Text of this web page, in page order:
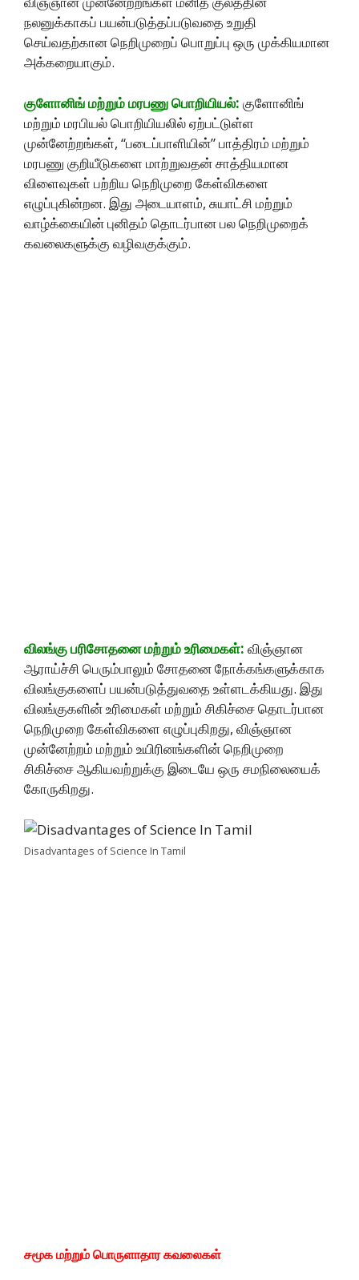
நலனுக்காகப் பயன்படுத்தப்படுவதை உறுதி
செய்வதற்கான நெறிமுறைப் பொறுப்பு ஒரு முக்கியமான
அக்கறையாகும்.
குளோனிங் மற்றும் மரபணு பொறியியல்: குளோனிங்
மற்றும் மரபியல் பொறியியலில் ஏற்பட்டுள்ள
முன்னேற்றங்கள், “படைப்பாளியின்” பாத்திரம் மற்றும்
மரபணு குறியீடுகளை மாற்றுவதன் சாத்தியமான
விளைவுகள் பற்றிய நெறிமுறை கேள்விகளை
எழுப்புகின்றன. இது அடையாளம், சுயாட்சி மற்றும்
வாழ்க்கையின் புனிதம் தொடர்பான பல நெறிமுறைக்
கவலைகளுக்கு வழிவகுக்கும்.
விலங்கு பரிசோதனை மற்றும் உரிமைகள்: விஞ்ஞான
ஆராய்ச்சி பெரும்பாலும் சோதனை நோக்கங்களுக்காக
விலங்குகளைப் பயன்படுத்துவதை உள்ளடக்கியது. இது
விலங்குகளின் உரிமைகள் மற்றும் சிகிச்சை தொடர்பான
நெறிமுறை கேள்விகளை எழுப்புகிறது, விஞ்ஞான
முன்னேற்றம் மற்றும் உயிரினங்களின் நெறிமுறை
சிகிச்சை ஆகியவற்றுக்கு இடையே ஒரு சமநிலையைக்
கோருகிறது.
Disadvantages of Science In Tamil
சமூக மற்றும் பொருளாதார கவலைகள்